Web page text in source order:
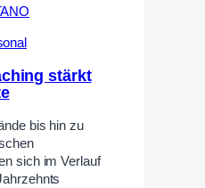
stärkt
bis hin zu
sich im Verlauf